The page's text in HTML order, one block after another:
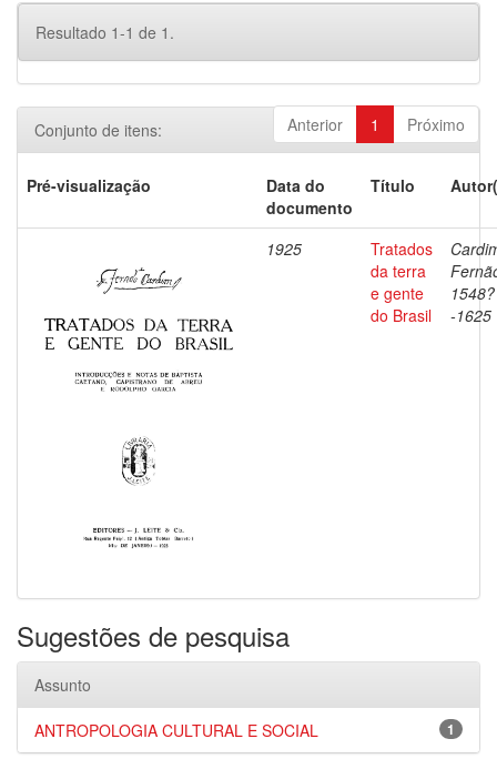
Resultado 1-1 de 1.
Anterior 1 Próximo
Conjunto de itens:
Pré-visualização
Data do
documento
Título
1925
Tratados
da terra
e gente
do Brasil
1548?
-1625
Sugestões de pesquisa
Assunto
1
ANTROPOLOGIA CULTURAL E SOCIAL